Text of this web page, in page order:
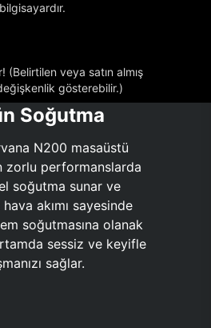
veya satın almış
gösterebilir.)
Soğutma
N200 masaüstü
zorlu performanslarda
soğutma sunar ve
akımı sayesinde
soğutmasına olanak
sessiz ve keyifle
sağlar.